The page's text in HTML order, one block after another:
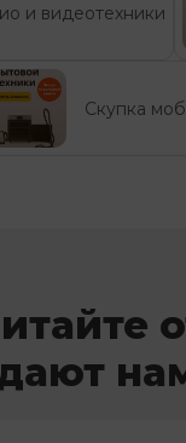
и видеотехники
Скупка